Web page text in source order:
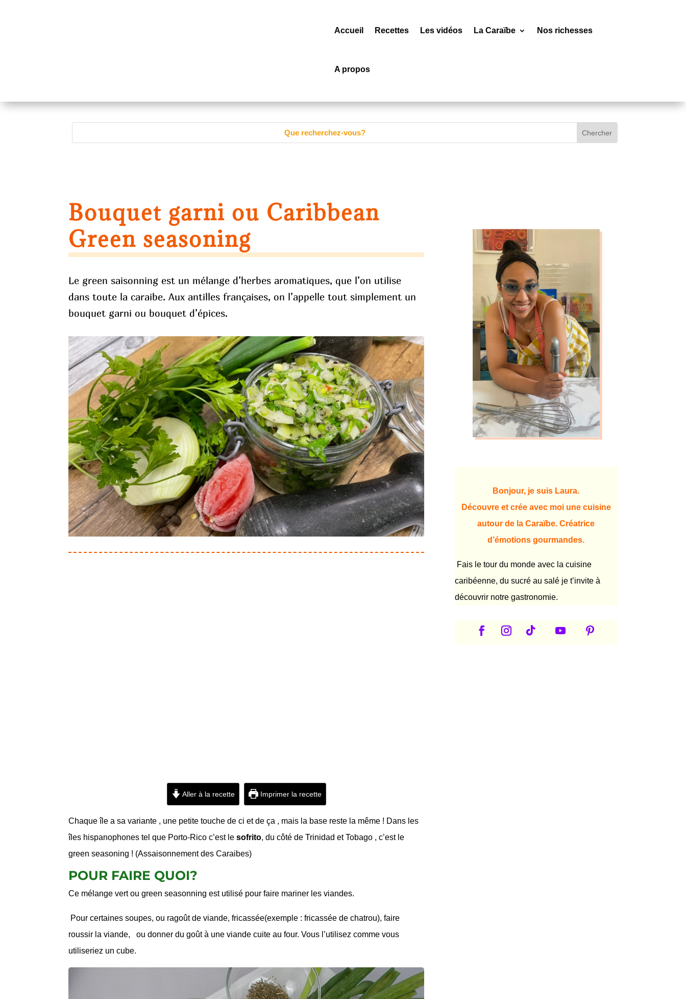
Accueil Recettes Les vidéos La Caraïbe Nos richesses
A propos
Bouquet garni ou Caribbean
Green seasoning
Le green saisonning est un mélange d’herbes aromatiques, que l’on utilise
dans toute la caraibe. Aux antilles françaises, on l’appelle tout simplement un
bouquet garni ou bouquet d’épices.
Aller à la recette Imprimer la recette
Chaque île a sa variante , une petite touche de ci et de ça , mais la base reste la même ! Dans les
îles hispanophones tel que Porto-Rico c’est lesofrito, du côté de Trinidad et Tobago , c’est le
green seasoning ! (Assaisonnement des Caraibes)
POUR FAIRE QUOI?
Ce mélange vert ou green seasonning est utilisé pour faire mariner les viandes.
Pour certaines soupes, ou ragoût de viande, fricassée(exemple : fricassée de chatrou), faire
roussir la viande, ou donner du goût à une viande cuite au four. Vous l’utilisez comme vous
utiliseriez un cube.
Bonjour, je suis Laura.
Découvre et crée avec moi une cuisine
autour de la Caraïbe. Créatrice
d’émotions gourmandes.
Fais le tour du monde avec la cuisine
caribéenne, du sucré au salé je t’invite à
découvrir notre gastronomie.